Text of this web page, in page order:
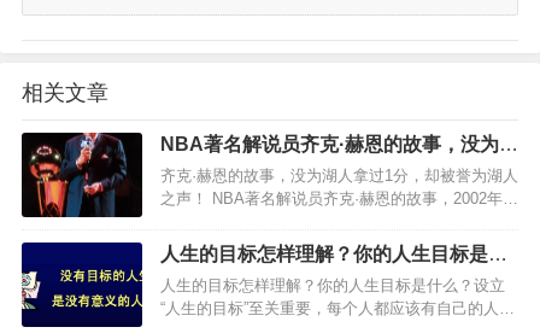
相关文章
NBA著名解说员齐克·赫恩的故事，没为湖
人拿过1分，却被誉为湖人之声！
齐克·赫恩的故事，没为湖人拿过1分，却被誉为湖人
之声！ NBA著名解说员齐克·赫恩的故事，2002年8
分，但战袍却挂在斯台普斯上空，他被称作“湖人之
声…
人生的目标怎样理解？你的人生目标是什
么？
人生的目标怎样理解？你的人生目标是什么？设立
“人生的目标”至关重要，每个人都应该有自己的人生